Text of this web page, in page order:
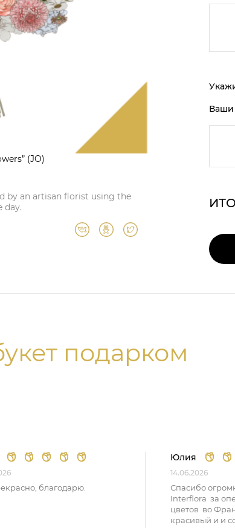
(JO)
by an artisan florist using the
day.
Ваши
подарком
благодарю.
Юлия
14.06.2026
Спасибо
Interflora за
цветов во
красивый и и